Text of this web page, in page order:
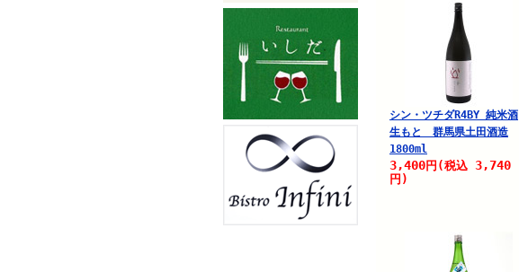
シン・ツチダR4BY 純米酒
生もと 群馬県土田酒造
1800ml
3,400円 (税込 3,740
円)